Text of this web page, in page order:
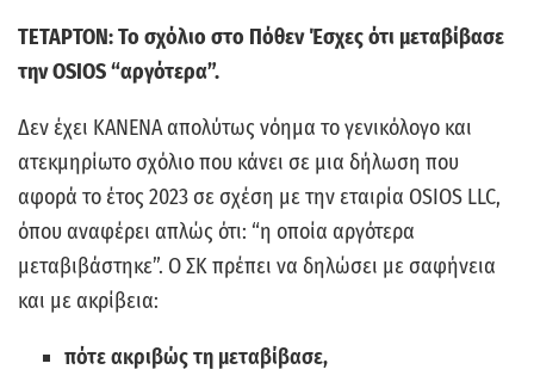
ΤΕΤΑΡΤΟΝ: Το σχόλιο στο Πόθεν Έσχες ότι μεταβίβασε
την OSIOS “αργότερα”.
Δεν έχει ΚΑΝΕΝΑ απολύτως νόημα το γενικόλογο και
ατεκμηρίωτο σχόλιο που κάνει σε μια δήλωση που
αφορά το έτος 2023 σε σχέση με την εταιρία OSIOS LLC,
όπου αναφέρει απλώς ότι: “η οποία αργότερα
μεταβιβάστηκε”. Ο ΣΚ πρέπει να δηλώσει με σαφήνεια
και με ακρίβεια:
πότε ακριβώς τη μεταβίβασε,